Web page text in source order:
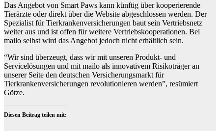
Das Angebot von Smart Paws kann künftig über kooperierende
Tierärzte oder direkt über die Website abgeschlossen werden. Der
Spezialist für Tierkrankenversicherungen baut sein Vertriebsnetz
weiter aus und ist offen für weitere Vertriebskooperationen. Bei
mailo selbst wird das Angebot jedoch nicht erhältlich sein.
“Wir sind überzeugt, dass wir mit unseren Produkt- und
Servicelösungen und mit mailo als innovativem Risikoträger an
unserer Seite den deutschen Versicherungsmarkt für
Tierkrankenversicherungen revolutionieren werden”, resümiert
Götze.
Diesen Beitrag teilen mit: